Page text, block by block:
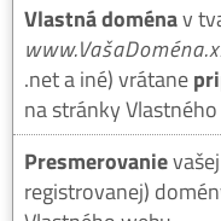
Vlastná doménav
.net a iné) vrátane
na stránky
Presmerovanie
registrovanej)